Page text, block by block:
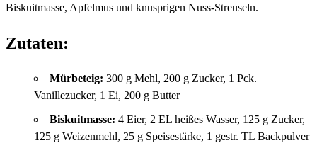
Biskuitmasse, Apfelmus und knusprigen Nuss-Streuseln.
Zutaten:
Mürbeteig: 300 g Mehl, 200 g Zucker, 1 Pck.
Vanillezucker, 1 Ei, 200 g Butter
Biskuitmasse: 4 Eier, 2 EL heißes Wasser, 125 g Zucker,
125 g Weizenmehl, 25 g Speisestärke, 1 gestr. TL Backpulver